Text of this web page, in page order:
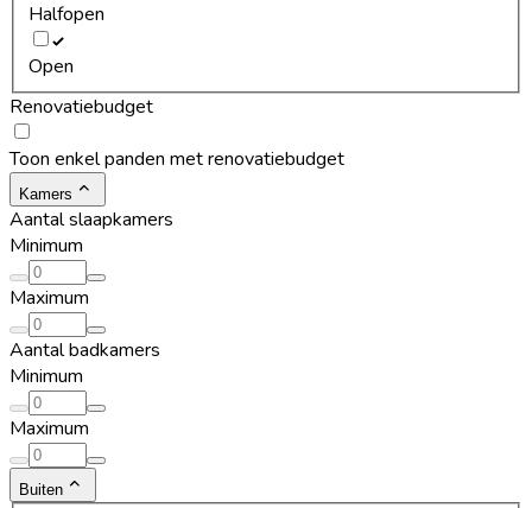
Halfopen
Open
Renovatiebudget
Toon enkel panden met renovatiebudget
Kamers
Aantal slaapkamers
Minimum
Maximum
Aantal badkamers
Minimum
Maximum
Buiten